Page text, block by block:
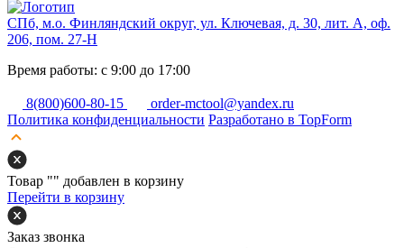
СПб, м.о. Финляндский округ, ул. Ключевая, д. 30, лит. А, оф.
206, пом. 27-Н
Время работы: с 9:00 до 17:00
8(800)600-80-15
order-mctool@yandex.ru
Политика конфиденциальности Разработано в TopForm
Товар "" добавлен в корзину
Перейти в корзину
Заказ звонка